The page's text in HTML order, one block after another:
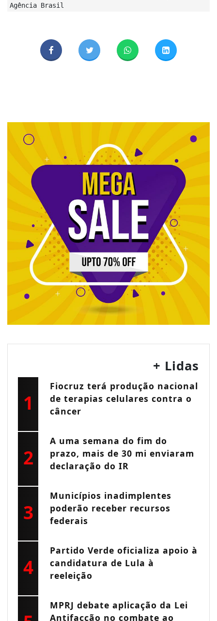
Agência Brasil
+ Lidas
1
Fiocruz terá produção nacional
de terapias celulares contra o
câncer
2
A uma semana do fim do
prazo, mais de 30 mi enviaram
declaração do IR
3
Municípios inadimplentes
poderão receber recursos
federais
4
Partido Verde oficializa apoio à
candidatura de Lula à
reeleição
MPRJ debate aplicação da Lei
Antifacção no combate ao